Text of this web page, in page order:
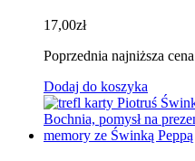
17,00zł
Poprzednia najniższa
Dodaj do koszyka